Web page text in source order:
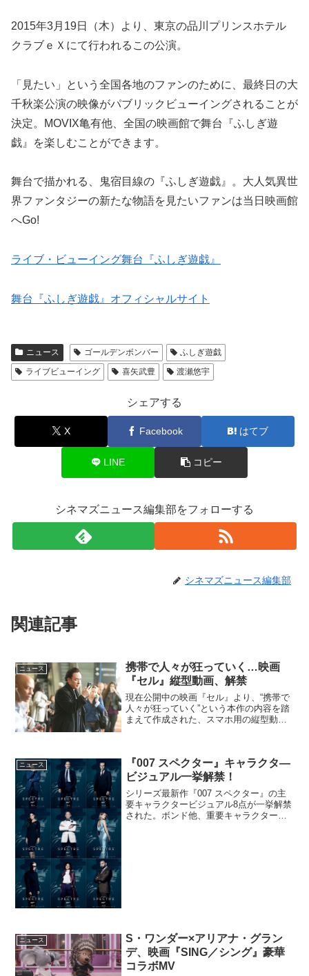
2015年3月19日（木）より、東京の品川プリンスホテル
クラブｅＸにて行われるこの公演。
「見たい」という全国各地のファンのために、最終日の大
千秋楽公演の映像がパブリックビューイングされることが
決定。MOVIX亀有他、全国の映画館で舞台『ふしぎ遊
戯』を楽しむことができます。
舞台で描かれる、鬼宿目線の『ふしぎ遊戯』。大人気異世
界ファンタジーの新たな物語を見たいファンは当日映画館
へGo!
ライブ・ビューイング舞台『ふしぎ遊戯』
舞台『ふしぎ遊戯』オフィシャルサイト
ニュース ゴールデンボンバー
ふしぎ遊戯
ライブビューイング
喜矢武豊 渡瀬悠宇
シェアする
X Facebook はてブ
LINE コピー
シネマズニュース編集部をフォローする
シネマズニュース編集部
関連記事
ニュース
携帯で人々が狂っていく…映画
『セル』縦型動画、解禁
現在公開中の映画『セル』より、“携帯で
人々が狂っていく”という本作の内容を踏
まえて作成された、スマホ用の縦型動画
の空港から別居中...
ニュース
『007 スペクター』キャラクタ―
ビジュアル一挙解禁！
シリーズ最新作『007 スペクター』の主
要キャラクタービジュアル8点が一挙解禁
された。ボンド他、重要キャラクター
ニュース
S・ワンダー×アリアナ・グラン
デ、映画『SING／シング』豪華
コラボMV